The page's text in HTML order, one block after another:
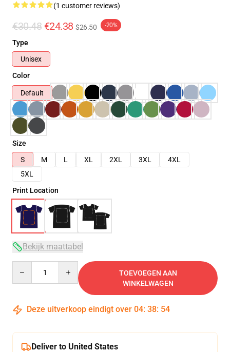
(1 customer reviews)
€30.48 €24.38 $26.50 -20%
Type
Unisex
Color
Default
Size
S
M L XL 2XL 3XL
4XL
5XL
Print Location
Bekijk maattabel
TOEVOEGEN AAN
WINKELWAGEN
Deze uitverkoop eindigt over 04: 38: 53
Deliver to United States